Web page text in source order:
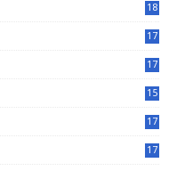
18
17
17
15
17
17